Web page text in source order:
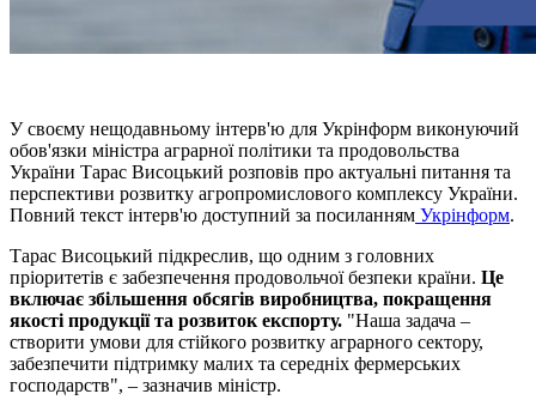
У своєму нещодавньому інтерв'ю для Укрінформ виконуючий
обов'язки міністра аграрної політики та продовольства
України Тарас Висоцький розповів про актуальні питання та
перспективи розвитку агропромислового комплексу України.
Повний текст інтерв'ю доступний за посиланням Укрінформ.
Тарас Висоцький підкреслив, що одним з головних
пріоритетів є забезпечення продовольчої безпеки країни. Це
включає збільшення обсягів виробництва, покращення
якості продукції та розвиток експорту. "Наша задача –
створити умови для стійкого розвитку аграрного сектору,
забезпечити підтримку малих та середніх фермерських
господарств", – зазначив міністр.